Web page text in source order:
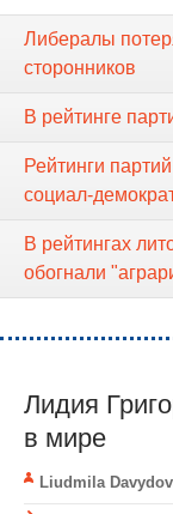
Либералы
сторонников
В рейтинге
Рейтинги
социал-
В рейтингах
обогнали
Лидия
в мире
Liudmila